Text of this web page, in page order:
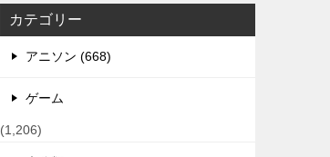
カテゴリー
アニソン (668)
ゲーム
(1,206)